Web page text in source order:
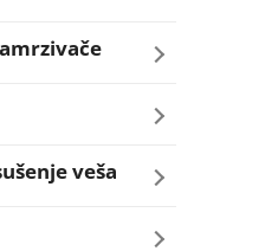
veša
veša